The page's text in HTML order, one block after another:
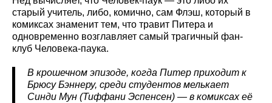
старый учитель, либо, комично, сам Флэш, который в
комиксах знаменит тем, что травит Питера и
одновременно возглавляет самый трагичный фан-
клуб Человека-паука.
В крошечном эпизоде, когда Питер приходит к
Брюсу Бэннеру, среди студентов мелькает
Синди Мун (Тиффани Эспенсен) — в комиксах её